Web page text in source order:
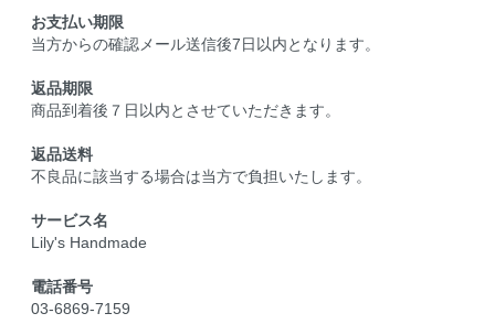
お支払い期限
当方からの確認メール送信後7日以内となります。
返品期限
商品到着後７日以内とさせていただきます。
返品送料
不良品に該当する場合は当方で負担いたします。
サービス名
Lily's Handmade
電話番号
03-6869-7159